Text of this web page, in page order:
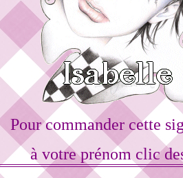
Pour commander cette
à votre prénom clic